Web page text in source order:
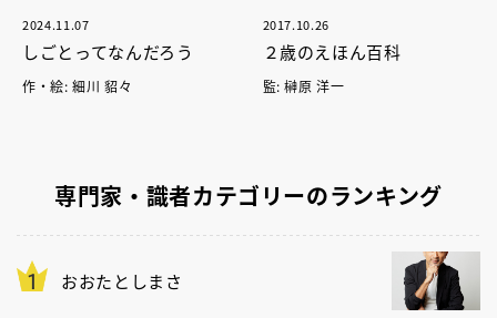
2024.11.07
しごとってなんだろう
作・絵: 細川 貂々
2017.10.26
２歳のえほん百科
監: 榊原 洋一
専門家・識者カテゴリーのランキング
おおたとしまさ